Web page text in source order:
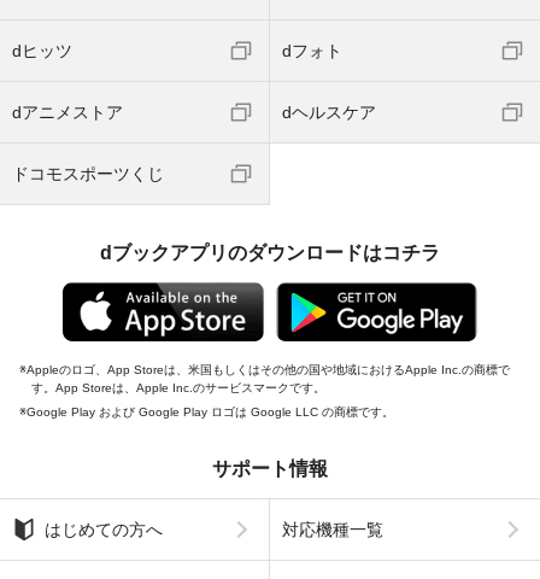
dヒッツ dフォト
dアニメストア dヘルスケア
ドコモスポーツくじ
dブックアプリのダウンロードはコチラ
Appleのロゴ、App Storeは、米国もしくはその他の国や地域におけるApple Inc.の商標で
す。App Storeは、Apple Inc.のサービスマークです。
Google Play および Google Play ロゴは Google LLC の商標です。
サポート情報
はじめての方へ 対応機種一覧